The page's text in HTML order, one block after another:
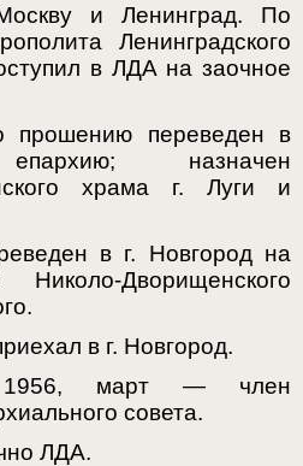
и Ленинград. По
Ленинградского
в ЛДА на заочное
переведен в
епархию; назначен
храма г. Луги и
в г. Новгород на
Дворищенского
в г. Новгород.
март — член
совета.
ЛДА.